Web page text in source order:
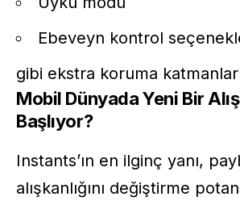
Ebeveyn kontrol
gibi ekstra koruma
Mobil Dünyada Yeni Bir
Başlıyor?
Instants’ın en ilginç yanı,
alışkanlığını değiştirme